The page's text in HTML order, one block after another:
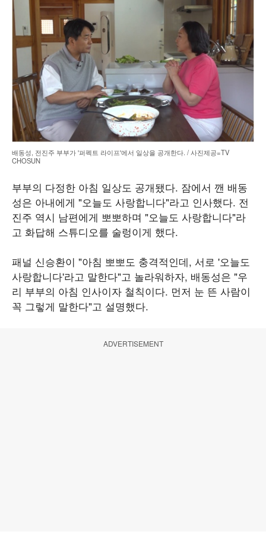
배동성, 전진주 부부가 '퍼펙트 라이프'에서 일상을 공개한다. / 사진제공=TV
CHOSUN
부부의 다정한 아침 일상도 공개됐다. 잠에서 깬 배동
성은 아내에게 "오늘도 사랑합니다"라고 인사했다. 전
진주 역시 남편에게 뽀뽀하며 "오늘도 사랑합니다"라
고 화답해 스튜디오를 술렁이게 했다.
패널 신승환이 "아침 뽀뽀도 충격적인데, 서로 '오늘도
사랑합니다'라고 말한다"고 놀라워하자, 배동성은 "우
리 부부의 아침 인사이자 철칙이다. 먼저 눈 뜬 사람이
꼭 그렇게 말한다"고 설명했다.
ADVERTISEMENT